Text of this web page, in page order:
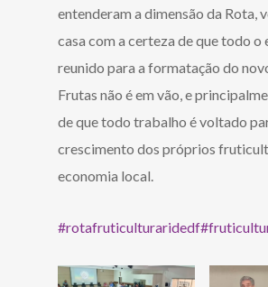
entenderam a dimensão da Rota,
casa com a certeza de que todo o
reunido para a formatação do
Frutas não é em vão, e
de que todo trabalho é voltado
crescimento dos próprios
economia local.
#rotafruticulturaridedf